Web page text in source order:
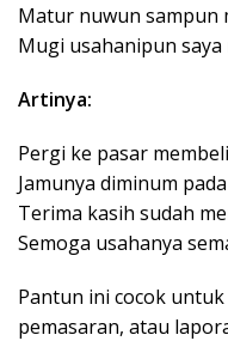
Matur nuwun sampun
Mugi usahanipun saya
Artinya:
Pergi ke pasar
Jamunya diminum
Terima kasih sudah
Semoga usahanya
Pantun ini cocok
pemasaran, atau